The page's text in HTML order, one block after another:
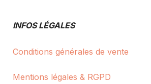
INFOS LÉGALES
Conditions générales de vente
Mentions légales & RGPD